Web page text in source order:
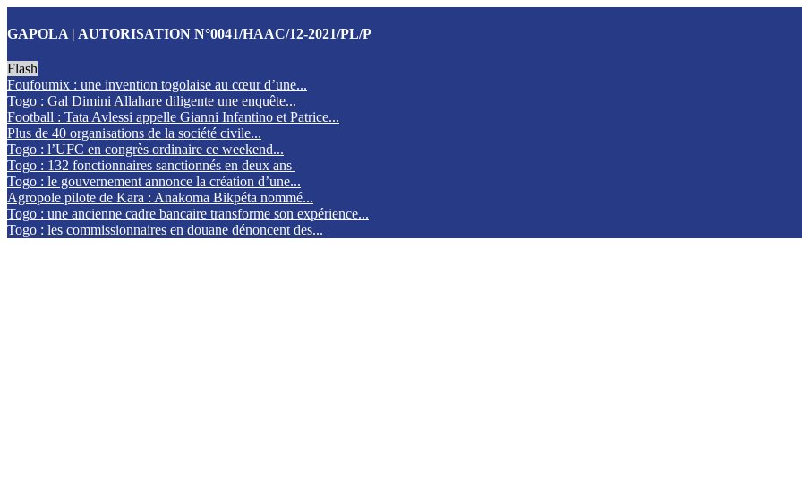
GAPOLA | AUTORISATION N°0041/HAAC/12-2021/PL/P
Flash
Foufoumix : une invention togolaise au cœur d’une...
Togo : Gal Dimini Allahare diligente une enquête...
Football : Tata Avlessi appelle Gianni Infantino et Patrice...
Plus de 40 organisations de la société civile...
Togo : l’UFC en congrès ordinaire ce weekend...
Togo : 132 fonctionnaires sanctionnés en deux ans
Togo : le gouvernement annonce la création d’une...
Agropole pilote de Kara : Anakoma Bikpéta nommé...
Togo : une ancienne cadre bancaire transforme son expérience...
Togo : les commissionnaires en douane dénoncent des...